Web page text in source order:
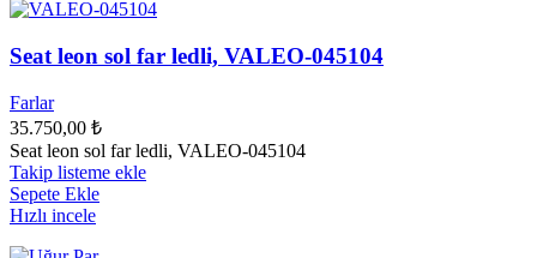
Seat leon sol far ledli, VALEO-045104
Farlar
35.750,00 ₺
Seat leon sol far ledli, VALEO-045104
Takip listeme ekle
Sepete Ekle
Hızlı incele